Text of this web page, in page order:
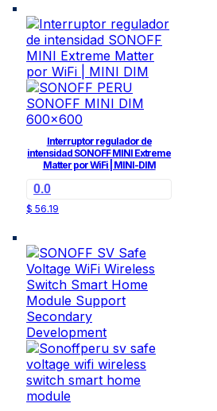
Interruptor regulador de
intensidad SONOFF MINI Extreme
Matter por WiFi | MINI-DIM
0.0
$ 56.19